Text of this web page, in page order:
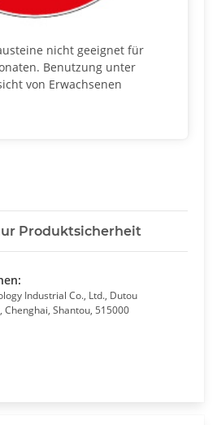
nicht geeignet für
Benutzung unter
von Erwachsenen
Produktsicherheit
Industrial Co., Ltd., Dutou
Chenghai, Shantou, 515000